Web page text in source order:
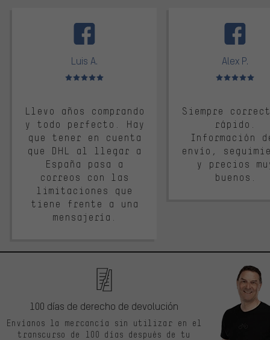
Luis A.
Valoración media: 5 de 5
Llevo años comprando
y todo perfecto. Hay
que tener en cuenta
que DHL al llegar a
España pasa a
correos con las
limitaciones que
tiene frente a una
mensajería.
Alex P.
Valoración
Siempre
rápido.
Información
envío,
y precios
buenos.
100 días de derecho de devolución
Envíanos la mercancía sin utilizar en el
transcurso de 100 días después de tu